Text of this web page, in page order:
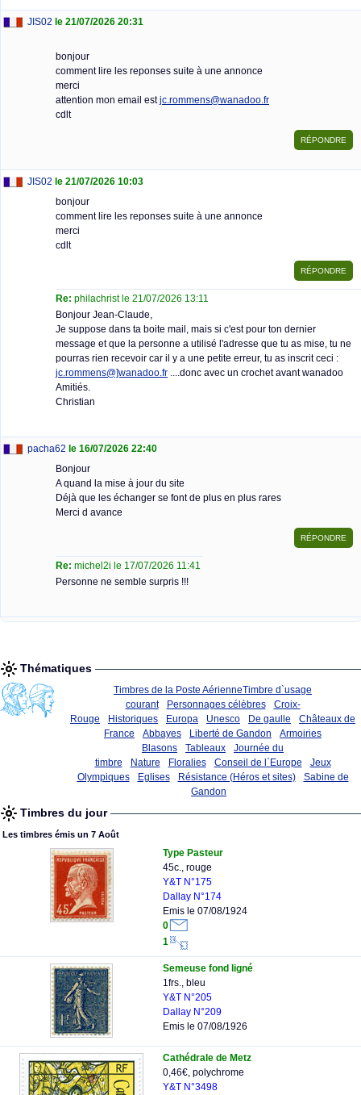
JIS02 le 21/07/2026 20:31
bonjour
comment lire les reponses suite à une annonce
merci
attention mon email estjc.rommens@wanadoo.fr
cdlt
JIS02 le 21/07/2026 10:03
bonjour
comment lire les reponses suite à une annonce
merci
cdlt
Re: philachrist le 21/07/2026 13:11
Bonjour Jean-Claude,
Je suppose dans ta boite mail, mais si c'est pour ton dernier
message et que la personne a utilisé l'adresse que tu as mise, tu ne
pourras rien recevoir car il y a une petite erreur, tu as inscrit ceci :
jc.rommens@]wanadoo.fr ....donc avec un crochet avant wanadoo
Amitiés.
Christian
pacha62 le 16/07/2026 22:40
Bonjour
A quand la mise à jour du site
Déjà que les échanger se font de plus en plus rares
Merci d avance
Re: michel2i le 17/07/2026 11:41
Personne ne semble surpris !!!
Thématiques
Timbres de la Poste AérienneTimbre d`usage
courant
Personnages célèbres
Croix-
Rouge
Historiques Europa Unesco De gaulle
Châteaux de
France
Abbayes Liberté de Gandon
Armoiries
Blasons
Tableaux
Journée du
timbre
Nature Floralies Conseil de l`Europe
Jeux
Olympiques
Eglises Résistance (Héros et sites)
Sabine de
Gandon
Timbres du jour
Les timbres émis un 7 Août
Type Pasteur
45c., rouge
Y&T N°175
Dallay N°174
Emis le 07/08/1924
0
1
Semeuse fond ligné
1frs., bleu
Y&T N°205
Dallay N°209
Emis le 07/08/1926
Cathédrale de Metz
0,46€, polychrome
Y&T N°3498